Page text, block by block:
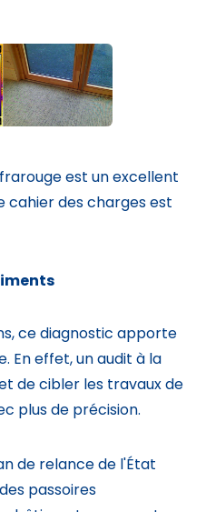
est un excellent
cahier des charges est
ce diagnostic apporte
En effet, un audit à la
de cibler les travaux de
plus de précision.
de relance de l'État
passoires